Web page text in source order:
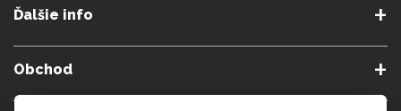
Ochrana osobných údajov
Cookies nastavenia
Ďalšie info
Obchod